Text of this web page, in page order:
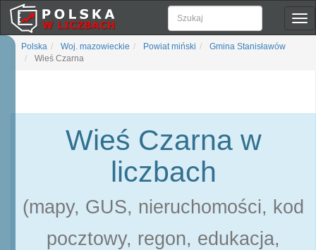
Polska Woj. mazowieckie Powiat miński
Gmina Stanisławów
Wieś Czarna
Wieś Czarna w
liczbach
(mapy, GUS, nieruchomości, kod
pocztowy, regon, edukacja,